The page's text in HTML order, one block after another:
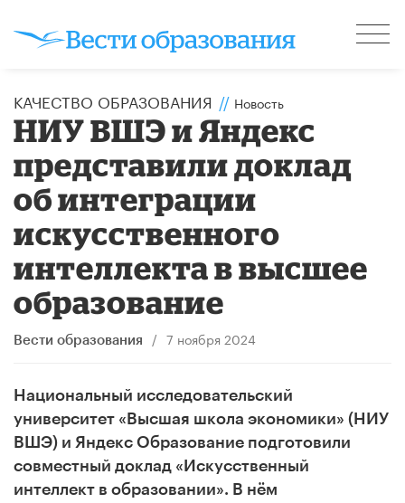
КАЧЕСТВО ОБРАЗОВАНИЯ // Новость
НИУ ВШЭ и Яндекс
представили доклад
об интеграции
искусственного
интеллекта в высшее
образование
Вести образования / 7 ноября 2024
Национальный исследовательский
университет «Высшая школа экономики» (НИУ
ВШЭ) и Яндекс Образование подготовили
совместный доклад «Искусственный
интеллект в образовании». В нём